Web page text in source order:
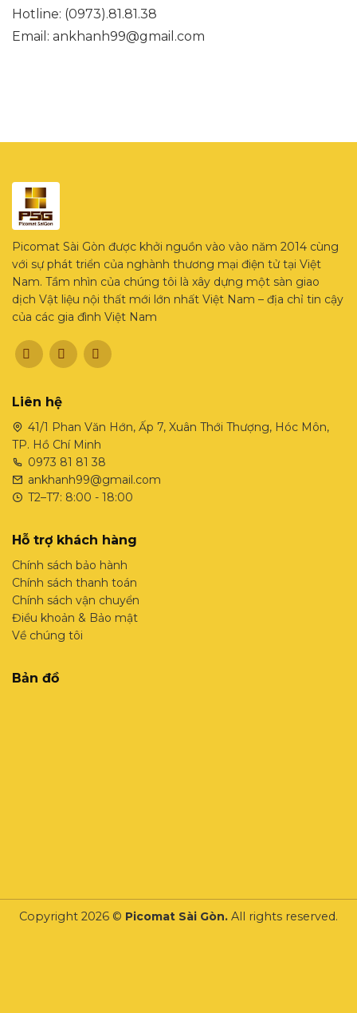
Hotline: (0973).81.81.38
Email: ankhanh99@gmail.com
Picomat Sài Gòn được khởi nguồn vào vào năm 2014 cùng
với sự phát triển của nghành thương mại điện tử tại Việt
Nam. Tầm nhìn của chúng tôi là xây dựng một sàn giao
dịch Vật liệu nội thất mới lớn nhất Việt Nam – địa chỉ tin cậy
của các gia đình Việt Nam
Liên hệ
41/1 Phan Văn Hớn, Ấp 7, Xuân Thới Thượng, Hóc Môn,
TP. Hồ Chí Minh
0973 81 81 38
ankhanh99@gmail.com
T2–T7: 8:00 - 18:00
Hỗ trợ khách hàng
Chính sách bảo hành
Chính sách thanh toán
Chính sách vận chuyển
Điều khoản & Bảo mật
Về chúng tôi
Bản đồ
Copyright 2026 © Picomat Sài Gòn. All rights reserved.